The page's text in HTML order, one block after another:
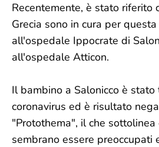
Recentemente, è stato riferito
Grecia sono in cura per
all'ospedale Ippocrate di
all'ospedale Atticon.
Il bambino a Salonicco è
coronavirus ed è risultato
"Protothema", il che sottolinea
sembrano essere preoccupati